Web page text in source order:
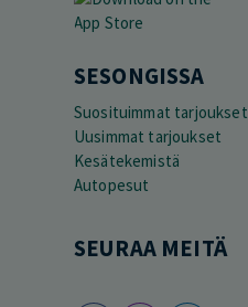
SESONGISSA
Suosituimmat tarjoukset
Uusimmat tarjoukset
Kesätekemistä
Autopesut
SEURAA MEITÄ